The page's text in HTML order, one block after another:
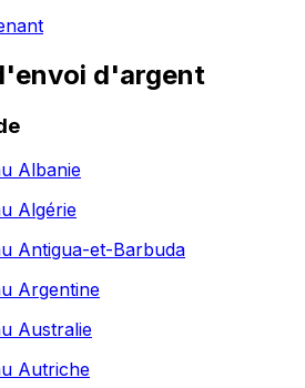
d'argent
Albanie
Algérie
Antigua-et-Barbuda
Argentine
Australie
Autriche